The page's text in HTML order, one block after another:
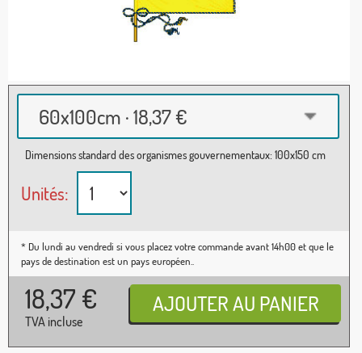
60x100cm · 18,37 €
Dimensions standard des organismes gouvernementaux: 100x150 cm
Unités:
* Du lundi au vendredi si vous placez votre commande avant 14h00 et que le
pays de destination est un pays européen..
18,37 €
TVA incluse